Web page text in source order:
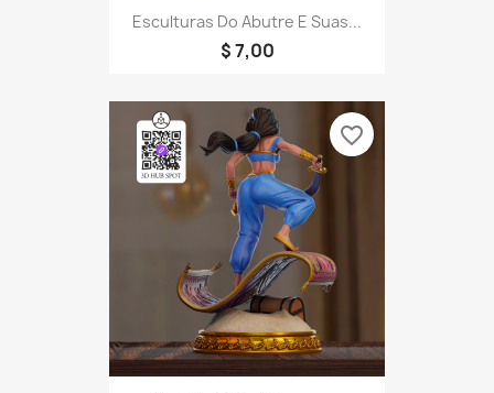
Esculturas Do Abutre E Suas...
$ 7,00
favorite_border